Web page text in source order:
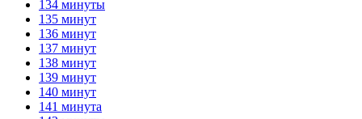
134 минуты
135 минут
136 минут
137 минут
138 минут
139 минут
140 минут
141 минута